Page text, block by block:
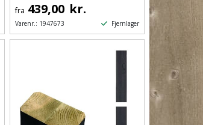
fra 439,00 kr.
Varenr.: 1947673 Fjernlager